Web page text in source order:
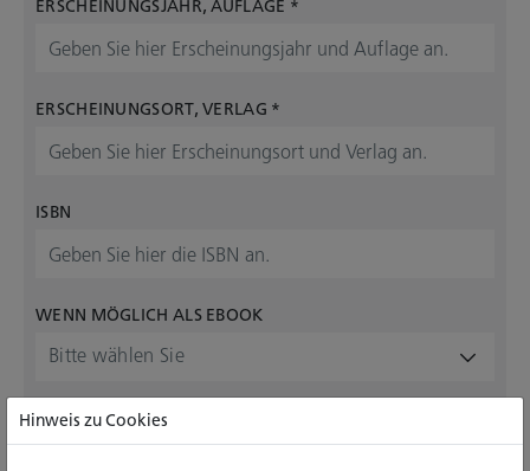
ERSCHEINUNGSJAHR, AUFLAGE *
ERSCHEINUNGSORT, VERLAG *
ISBN
WENN MÖGLICH ALS EBOOK
Bitte wählen Sie
VORMERKUNG GEWÜNSCHT?
Hinweis zu Cookies